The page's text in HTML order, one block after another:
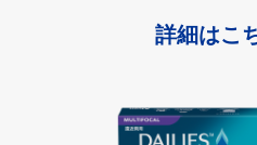
詳細はこ